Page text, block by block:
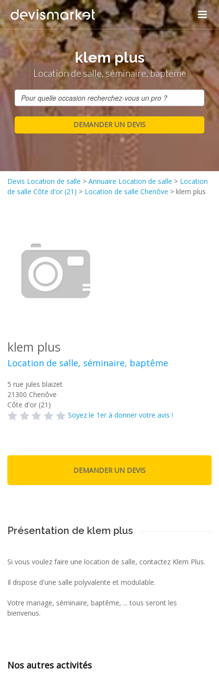
klem plus
Location de salle, séminaire, baptême
Devis Location de salle > Annuaire Location de salle > Location
de salle Côte d'or (21) > Location de salle Chenôve > klem plus
klem plus
Location de salle, séminaire, baptême
5 rue jules blaizet
21300 Chenôve
Côte d'or (21)
Soyez le 1er à donner votre avis !
Présentation de klem plus
Si vous voulez faire une location de salle, contactez Klem Plus.
Il dispose d'une salle polyvalente et modulable.
Votre mariage, séminaire, baptême, ... tous seront les
bienvenus.
Nos autres activités